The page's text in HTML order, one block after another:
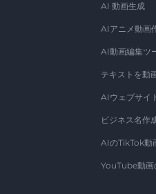
AI 動画生成
AIアニメ動画
AI動画編集ツ
テキストを動
AIウェブサイ
ビジネス名作
AIのTikTok動
YouTube動画